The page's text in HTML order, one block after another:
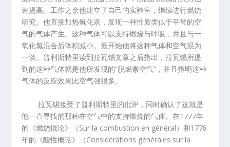
速提高。工作之余他建立了自己的实验室，继续进行燃烧
研究。他直接加热氧化汞，发现一种性质类似于平常的空
气的气体产生。这种气体可以支持燃烧与呼吸，并且与一
氧化氮混合后体积减小。最开始他将这种气体和空气混为
一谈。普利斯特里读到拉瓦锡文章之后指出，拉瓦锡所提
到的这种气体就是他所发现的“脱燃素空气” ，并且指明这种
气体的反应效果比空气强很多。
拉瓦锡接受了普利斯特里的批评，同时确认了这就是
他一直寻找的那种在空气中的支持燃烧的气体。在1777年
的《燃烧概论》（Sur la combustion en général）和1778
年的《酸性概论》（Considérations générales sur la